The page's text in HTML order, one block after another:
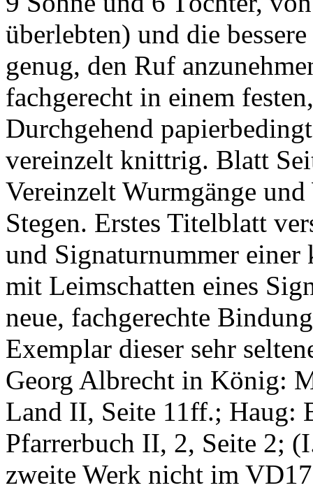
überlebten) und die
genug, den Ruf
fachgerecht in einem
Durchgehend
vereinzelt knittrig. Blatt
Vereinzelt Wurmgänge
Stegen. Erstes Titelblatt
und Signaturnummer
mit Leimschatten eines
neue, fachgerechte
Exemplar dieser sehr
Georg Albrecht in König:
Land II, Seite 11ff.; Haug:
Pfarrerbuch II, 2, Seite 2;
zweite Werk nicht im